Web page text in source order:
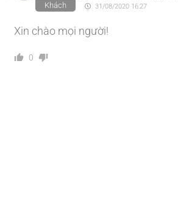
Khách 31/08/2020 16:27
Xin chào mọi người!
0